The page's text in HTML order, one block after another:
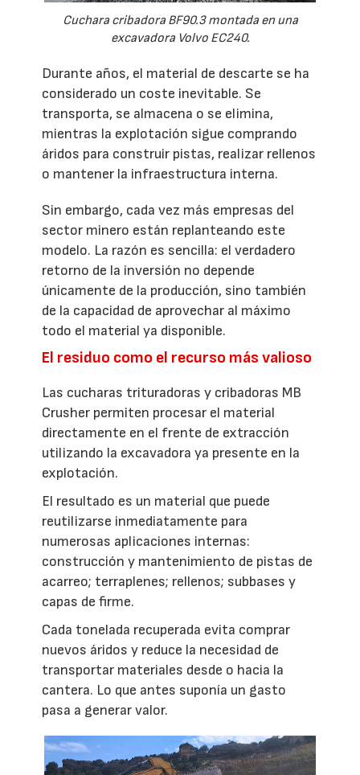
Cuchara cribadora BF90.3 montada en una
excavadora Volvo EC240.
Durante años, el material de descarte se ha
considerado un coste inevitable. Se
transporta, se almacena o se elimina,
mientras la explotación sigue comprando
áridos para construir pistas, realizar rellenos
o mantener la infraestructura interna.
Sin embargo, cada vez más empresas del
sector minero están replanteando este
modelo. La razón es sencilla: el verdadero
retorno de la inversión no depende
únicamente de la producción, sino también
de la capacidad de aprovechar al máximo
todo el material ya disponible.
El residuo como el recurso más valioso
Las cucharas trituradoras y cribadoras MB
Crusher permiten procesar el material
directamente en el frente de extracción
utilizando la excavadora ya presente en la
explotación.
El resultado es un material que puede
reutilizarse inmediatamente para
numerosas aplicaciones internas:
construcción y mantenimiento de pistas de
acarreo; terraplenes; rellenos; subbases y
capas de firme.
Cada tonelada recuperada evita comprar
nuevos áridos y reduce la necesidad de
transportar materiales desde o hacia la
cantera. Lo que antes suponía un gasto
pasa a generar valor.